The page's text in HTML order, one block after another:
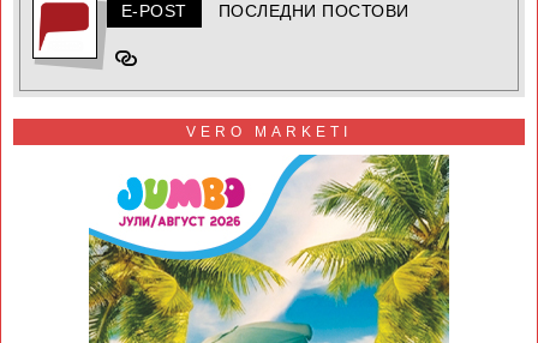
E-POST ПОСЛЕДНИ ПОСТОВИ
VERO MARKETI